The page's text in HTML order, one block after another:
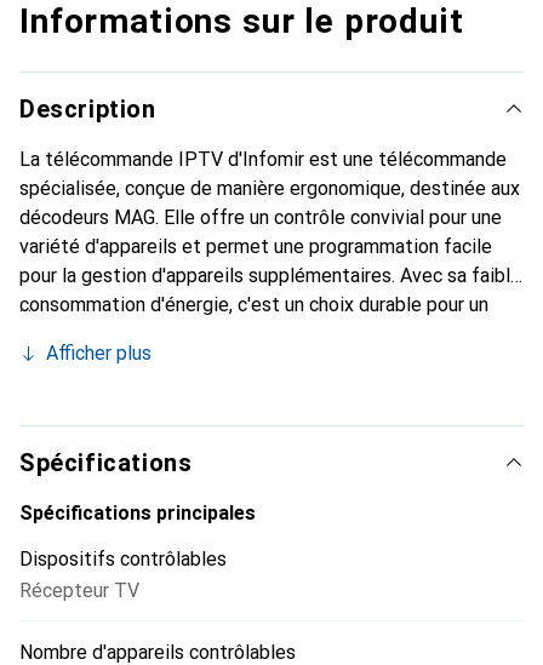
Informations sur le produit
Description
La télécommande IPTV d'Infomir est une télécommande
spécialisée, conçue de manière ergonomique, destinée aux
décodeurs MAG. Elle offre un contrôle convivial pour une
variété d'appareils et permet une programmation facile
pour la gestion d'appareils supplémentaires. Avec sa faible
consommation d'énergie, c'est un choix durable pour un
technologie infrarouge pour garantir une connexion fiable.
pratique pour votre système de divertissement à domicile.
Afficher plus
Spécifications
Spécifications principales
Dispositifs contrôlables
Récepteur TV
Nombre d'appareils contrôlables